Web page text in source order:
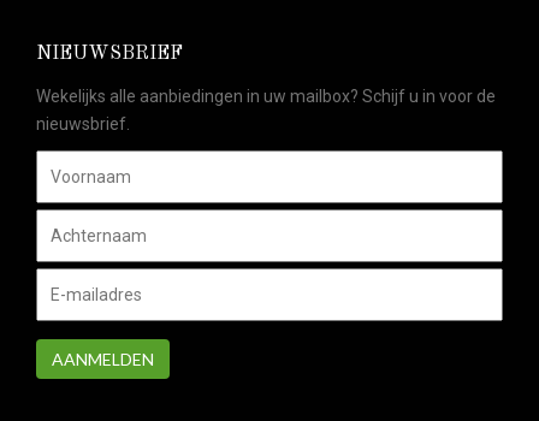
NIEUWSBRIEF
Wekelijks alle aanbiedingen in uw mailbox? Schijf u in voor de
nieuwsbrief.
AANMELDEN